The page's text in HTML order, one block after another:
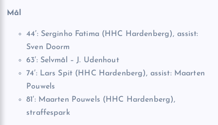
Mål
44′: Serginho Fatima (HHC Hardenberg), assist:
Sven Doorm
63′: Selvmål – J. Udenhout
74′: Lars Spit (HHC Hardenberg), assist: Maarten
Pouwels
81′: Maarten Pouwels (HHC Hardenberg),
straffespark